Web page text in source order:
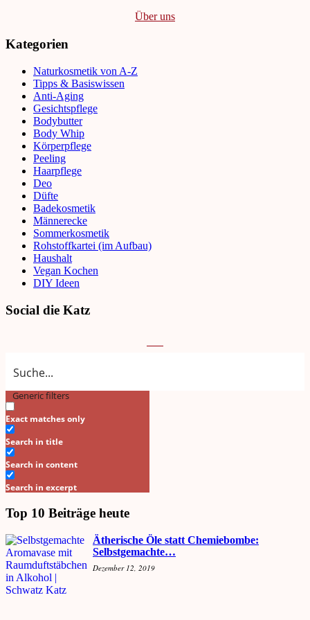
Über uns
Kategorien
Naturkosmetik von A-Z
Tipps & Basiswissen
Anti-Aging
Gesichtspflege
Bodybutter
Body Whip
Körperpflege
Peeling
Haarpflege
Deo
Düfte
Badekosmetik
Männerecke
Sommerkosmetik
Rohstoffkartei (im Aufbau)
Haushalt
Vegan Kochen
DIY Ideen
Social die Katz
Generic filters
Exact matches only
Search in title
Search in content
Search in excerpt
Top 10 Beiträge heute
Ätherische Öle statt Chemiebombe:
Selbstgemachte…
Dezember 12, 2019